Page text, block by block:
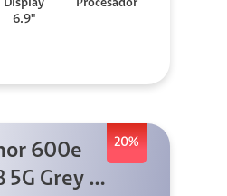
Display
6.9"
Procesador
20%
600e
5G Grey +